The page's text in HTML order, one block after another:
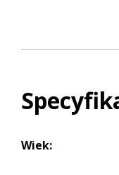
Wiek: